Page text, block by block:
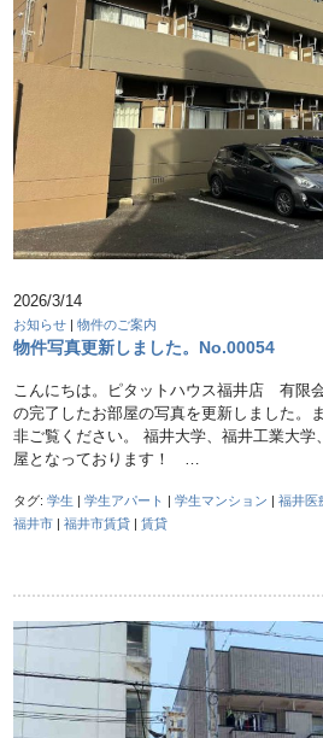
2026/3/14
お知らせ |物件のご案内
物件写真更新しました。No.00054
こんにちは。ピタットハウス福井店 有限
の完了したお部屋の写真を更新しました。
非ご覧ください。 福井大学、福井工業大
屋となっております！ …
タグ:学生 |学生アパート |学生マンション |福井医
福井市 |福井市賃貸 |賃貸